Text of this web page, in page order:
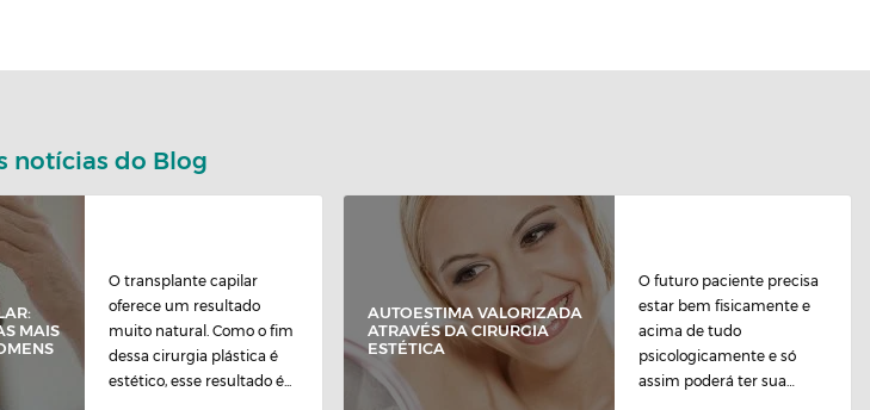
notícias do Blog
MAIS
O transplante capilar
oferece um resultado
muito natural. Como o fim
dessa cirurgia plástica é
estético, esse resultado é...
AUTOESTIMA VALORIZADA
ATRAVÉS DA CIRURGIA
ESTÉTICA
O futuro paciente precisa
estar bem fisicamente e
acima de tudo
psicologicamente e só
assim poderá ter sua